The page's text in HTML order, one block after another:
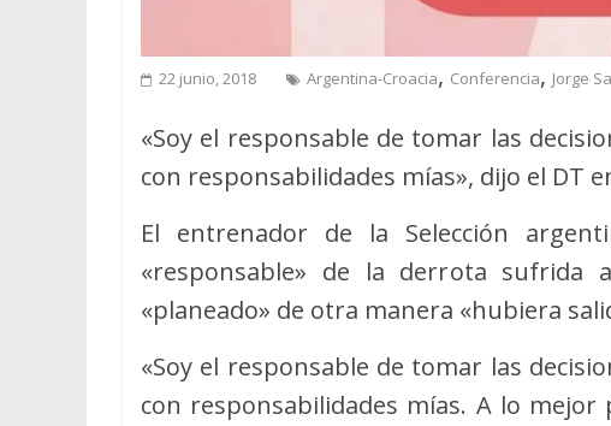
22 junio, 2018 Argentina-Croacia, Conferencia, Jorge
«Soy el responsable de tomar las
con responsabilidades mías», dijo el DT
El entrenador de la Selección
«responsable» de la derrota
«planeado» de otra manera «hubiera
«Soy el responsable de tomar las
con responsabilidades mías. A lo